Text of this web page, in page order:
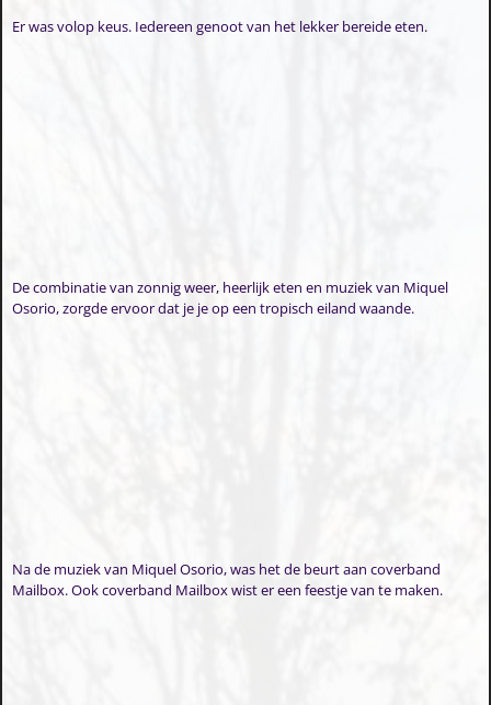
Er was volop keus. Iedereen genoot van het lekker bereide eten.
De combinatie van zonnig weer, heerlijk eten en muziek van Miquel
Osorio, zorgde ervoor dat je je op een tropisch eiland waande.
Na de muziek van Miquel Osorio, was het de beurt aan coverband
Mailbox. Ook coverband Mailbox wist er een feestje van te maken.